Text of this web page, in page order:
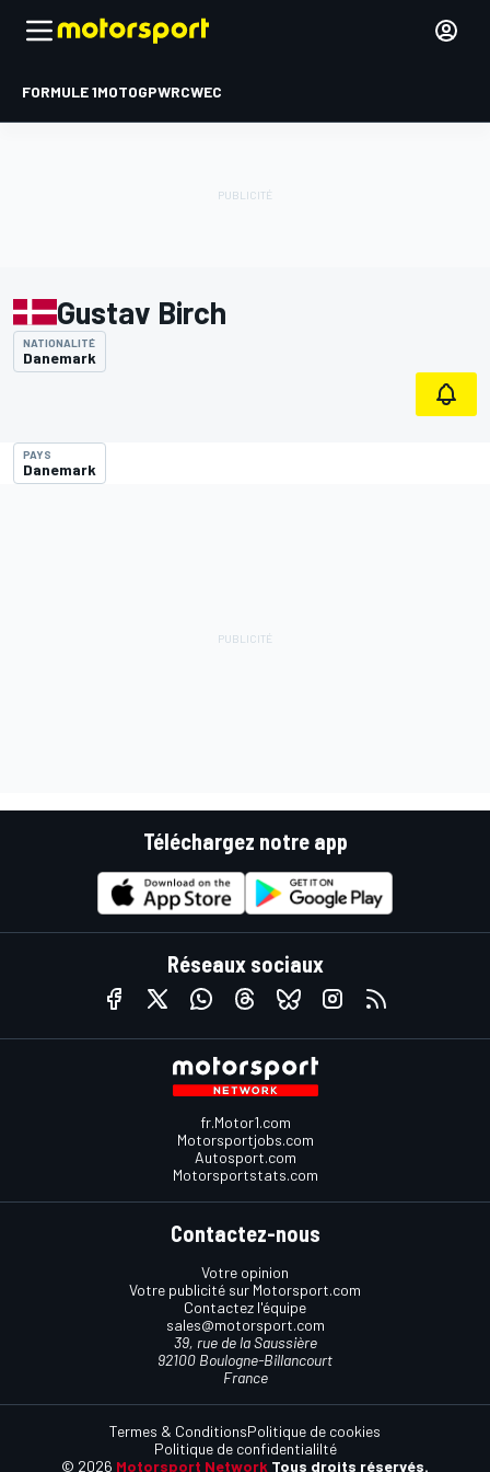
FORMULE 1MOTOGPWRCWEC
Gustav Birch
NATIONALITÉ
Danemark
PAYS
Danemark
Téléchargez notre app
Réseaux sociaux
fr.Motor1.com
Motorsportjobs.com
Autosport.com
Motorsportstats.com
Contactez-nous
Votre opinion
Votre publicité sur Motorsport.com
Contactez l'équipe
sales@motorsport.com
39, rue de la Saussière
92100 Boulogne-Billancourt
France
© 2026 Motorsport Network Tous droits réservés.
Termes & ConditionsPolitique de cookies
Politique de confidentialilté